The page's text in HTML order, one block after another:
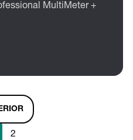
MultiMeter +
2